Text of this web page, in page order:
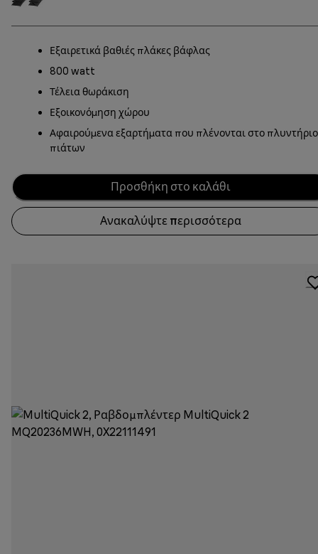
Εξαιρετικά βαθιές πλάκες βάφλας
800 watt
Τέλεια θωράκιση
Εξοικονόμηση χώρου
Αφαιρούμενα εξαρτήματα που πλένονται στο πλυντήριο
πιάτων
Προσθήκη στο καλάθι
Ανακαλύψτε περισσότερα